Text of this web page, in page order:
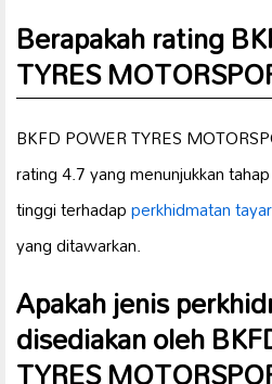
Berapakah rating
TYRES
BKFD POWER TYRES
rating 4.7 yang menunjukkan tahap
tinggi terhadapperkhidmatan
yang ditawarkan.
Apakah jenis
disediakan oleh